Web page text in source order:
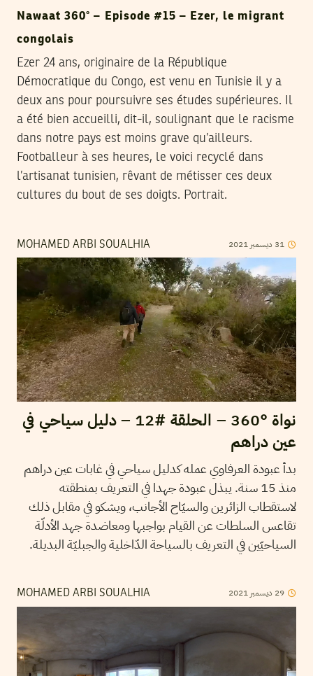
Nawaat 360° – Episode #15 – Ezer, le migrant
congolais
Ezer 24 ans, originaire de la République
Démocratique du Congo, est venu en Tunisie il y a
deux ans pour poursuivre ses études supérieures. Il
a été bien accueilli, dit-il, soulignant que le racisme
dans notre pays est moins grave qu’ailleurs.
Footballeur à ses heures, le voici recyclé dans
l’artisanat tunisien, rêvant de métisser ces deux
cultures du bout de ses doigts. Portrait.
MOHAMED ARBI SOUALHIA 31 ديسمبر 2021
نواة °360 – الحلقة #12 – دليل سياحي في
عين دراهم
بدأ عبودة العرفاوي عمله كدليل سياحي في غابات عين دراهم
منذ 15 سنة. يبذل عبودة جهدا في التعريف بمنطقته
لاستقطاب الزائرين والسيّاح الأجانب، ويشكو في مقابل ذلك
تقاعس السلطات عن القيام بواجبها ومعاضدة جهد الأدلّة
السياحيّين في التعريف بالسياحة الدّاخلية والجبليّة البديلة.
MOHAMED ARBI SOUALHIA 29 ديسمبر 2021